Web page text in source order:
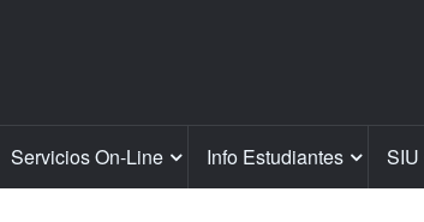
Servicios On-Line Info Estudiantes SIU